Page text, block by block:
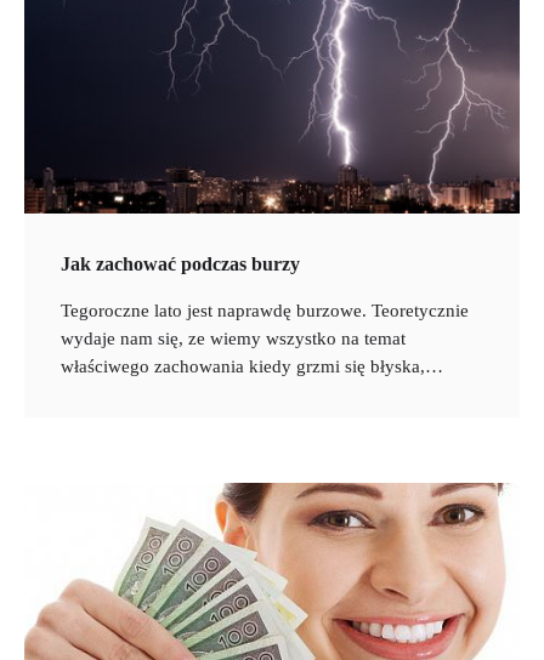
Jak zachować podczas burzy
Tegoroczne lato jest naprawdę burzowe. Teoretycznie
wydaje nam się, ze wiemy wszystko na temat
właściwego zachowania kiedy grzmi się błyska,…